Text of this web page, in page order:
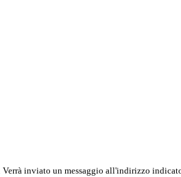
Verrà inviato un messaggio all'indirizzo